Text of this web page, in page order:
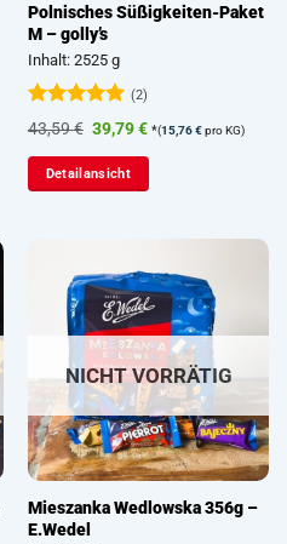
Polnisches Süßigkeiten-Paket
M – golly’s
Inhalt: 2525 g
Bewertet
mit 5 von
5
(2)
43,59€ Ursprünglicher
war:
43,59 €
39,79€Aktueller
ist:
*(15,76€pro KG)
Detailansicht
NICHT VORRÄTIG
Mieszanka Wedlowska 356g –
E.Wedel